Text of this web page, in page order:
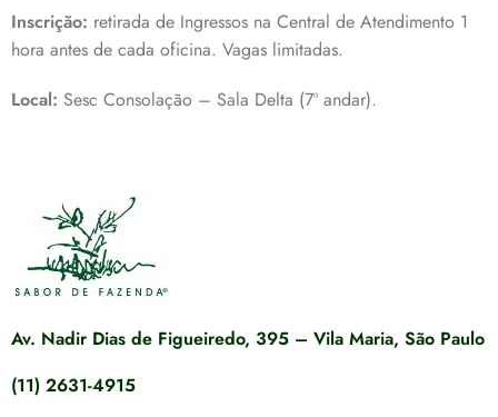
Inscrição: retirada de Ingressos na Central de Atendimento 1
hora antes de cada oficina. Vagas limitadas.
Local: Sesc Consolação – Sala Delta (7º andar).
Av. Nadir Dias de Figueiredo, 395 – Vila Maria, São Paulo
(11) 2631-4915